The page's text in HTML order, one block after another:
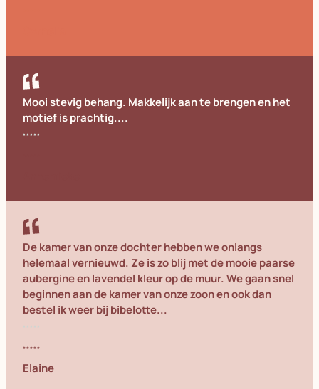
Mooi stevig behang. Makkelijk aan te brengen en het
motief is prachtig....
De kamer van onze dochter hebben we onlangs
helemaal vernieuwd. Ze is zo blij met de mooie paarse
aubergine en lavendel kleur op de muur. We gaan snel
beginnen aan de kamer van onze zoon en ook dan
bestel ik weer bij bibelotte...
Elaine